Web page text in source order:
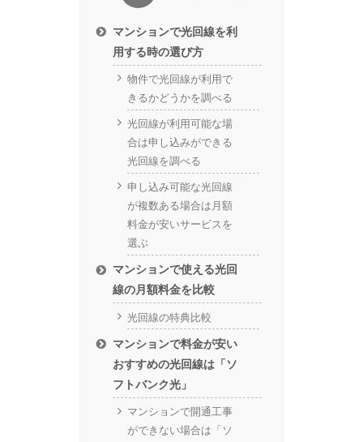
マンションで光回線を利
用する時の選び方
物件で光回線が利用で
きるかどうかを調べる
光回線が利用可能な場
合は申し込みができる
光回線を調べる
申し込み可能な光回線
が複数ある場合は月額
料金が安いサービスを
選ぶ
マンションで使える光回
線の月額料金を比較
光回線の特典比較
マンションで料金が安い
おすすめの光回線は「ソ
フトバンク光」
マンションで開通工事
ができない場合は「ソ